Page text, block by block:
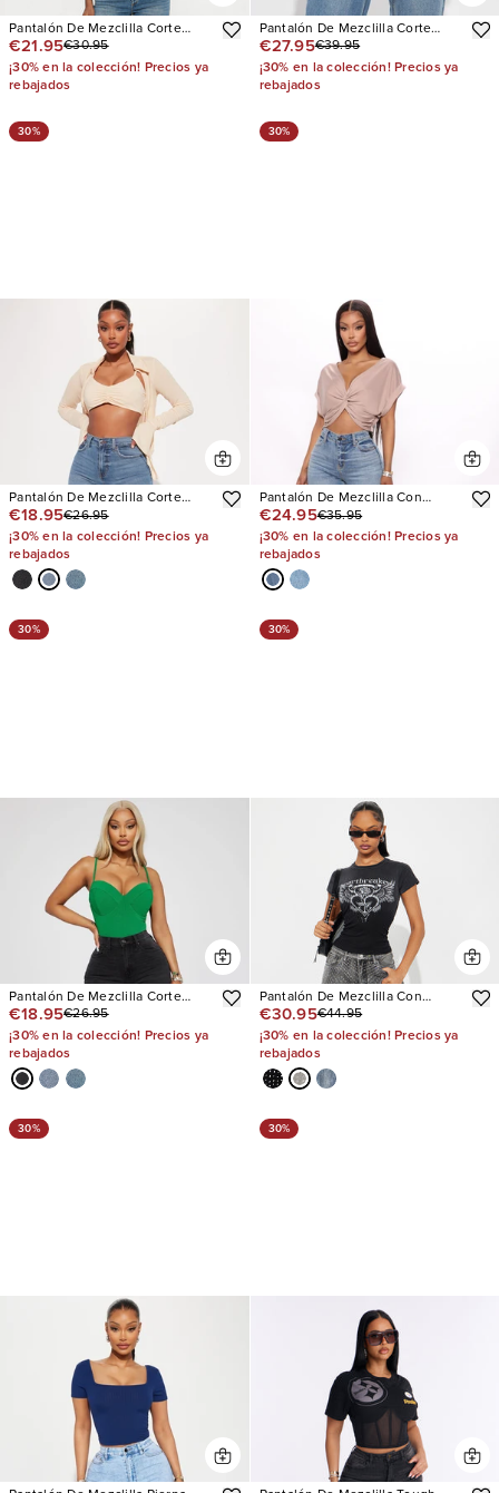
Pantalón De Mezclilla Corte
Recto Tall In Sync Stretch
Crossover
€21.95€30.95
¡30% en la colección! Precios ya
rebajados
Pantalón De Mezclilla Corte
Recto Influential Sparkle Baggy
€27.95€39.95
¡30% en la colección! Precios ya
rebajados
30%
Pantalón De Mezclilla Corte
Recto Nova 90s
€18.95€26.95
¡30% en la colección! Precios ya
rebajados
30%
Pantalón De Mezclilla Con
Stretch Pierna Recta Be
Authentic Slouchy
€24.95€35.95
¡30% en la colección! Precios ya
rebajados
30%
Pantalón De Mezclilla Corte
Recto Nova 90s
€18.95€26.95
¡30% en la colección! Precios ya
rebajados
30%
Pantalón De Mezclilla Con
Stretch Pierna Recta Chasing A
Dream Embellished
€30.95€44.95
¡30% en la colección! Precios ya
rebajados
30% 30%